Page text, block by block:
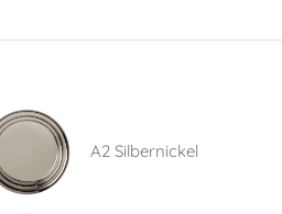
A2 Silbernickel